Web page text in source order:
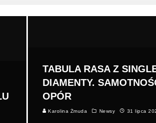
TABULA RASA Z
DIAMENTY.
OPÓR
Karolina Żmuda Newsy 31 lipca